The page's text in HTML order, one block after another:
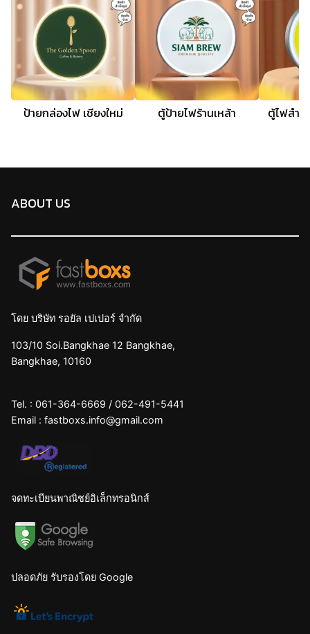
ป้ายกล่องไฟ เชียงใหม่ ตู้ป้ายไฟร้านเหล้า ตู้ไฟสำเ
ABOUT US
โดย บริษัท รอยัล เปเปอร์ จำกัด
103/10 Soi.Bangkhae 12 Bangkhae,
Bangkhae, 10160
Tel. : 061-364-6669 / 062-491-5441
Email : fastboxs.info@gmail.com
จดทะเบียนพาณิชย์อิเล็กทรอนิกส์
ปลอดภัย รับรองโดย Google